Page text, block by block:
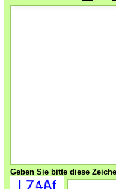
Geben Sie bitte diese